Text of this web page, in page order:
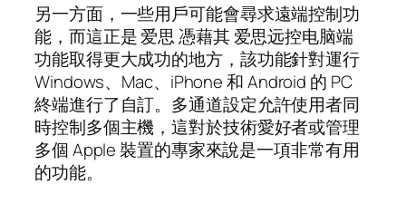
另一方面，一些用戶可能會尋求遠端控制功
能，而這正是 爱思 憑藉其 爱思远控电脑端
功能取得更大成功的地方，該功能針對運行
Windows、Mac、iPhone 和 Android 的 PC
終端進行了自訂。多通道設定允許使用者同
時控制多個主機，這對於技術愛好者或管理
多個 Apple 裝置的專家來說是一項非常有用
的功能。